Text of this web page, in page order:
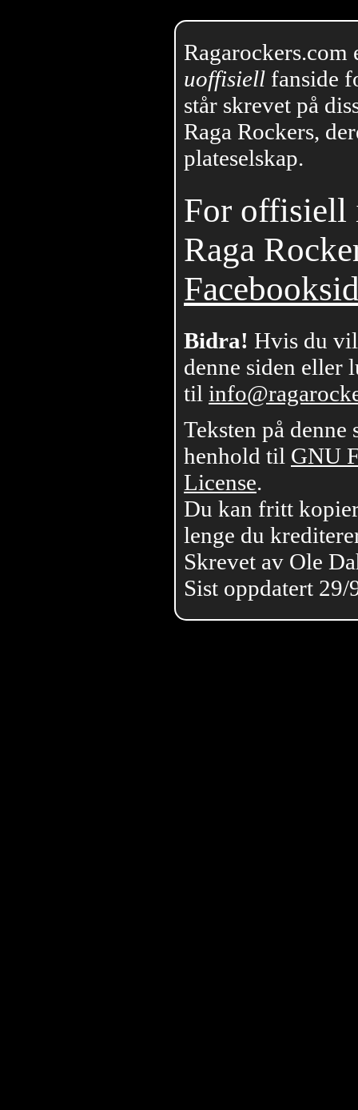
Ragarockers.com
uoffisiell fanside
står skrevet på
Raga Rockers,
plateselskap.
For offisiell
Raga
Bidra! Hvis du
denne siden eller
til
Teksten på
henhold til GNU
License.
Du kan fritt
lenge du
Skrevet av Ole
Sist oppdatert 29/